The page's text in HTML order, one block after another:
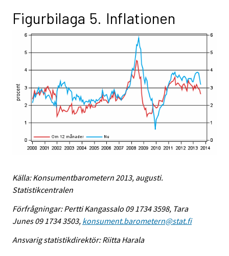
Figurbilaga 5. Inflationen
Källa: Konsumentbarometern 2013, augusti.
Statistikcentralen
Förfrågningar: Pertti Kangassalo 09 1734 3598, Tara
Junes 09 1734 3503, konsument.barometern@stat.fi
Ansvarig statistikdirektör: Riitta Harala